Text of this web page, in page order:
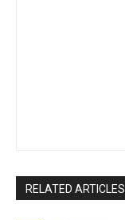
RELATED ARTICLES